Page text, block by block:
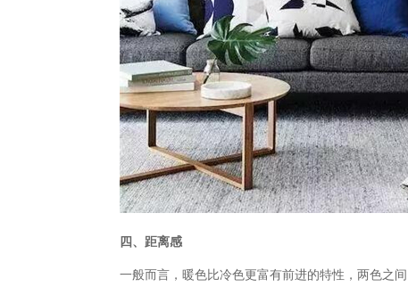
四、距离感
一般而言，暖色比冷色更富有前进的特性，两色之